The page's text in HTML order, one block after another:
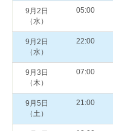
9月2日
（水）
05:00
9月2日
（水）
22:00
9月3日
（木）
07:00
9月5日
（土）
21:00